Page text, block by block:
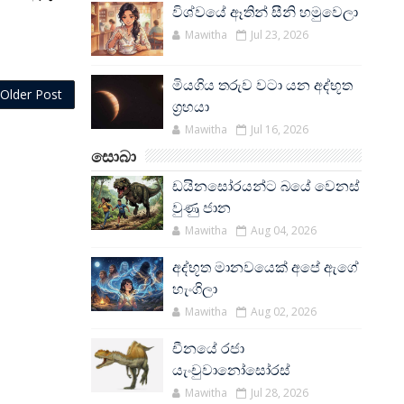
Older Post
විශ්වයේ ඈතින් සීනි හමුවෙලා
Mawitha Jul 23, 2026
මියගිය තරුව වටා යන අද්භූත
ග්‍රහයා
Mawitha Jul 16, 2026
සොබා
ඩයිනසෝරයන්ට බයේ වෙනස්
වුණු ජාන
Mawitha Aug 04, 2026
අද්භූත මානවයෙක් අපේ ඇගේ
හැංගිලා
Mawitha Aug 02, 2026
චීනයේ රජා
යැංචුවානෝසෝරස්
Mawitha Jul 28, 2026